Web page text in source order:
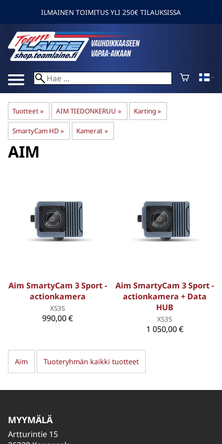
ILMAINEN TOIMITUS YLI 250€ TILAUKSISSA
Tuotteet‪» AIM TIEDONKERUU ‪» Karting ‪»
SmartyCam HD ‪» Kamerat ‪»
AIM
Aim SmartyCam 3 Sport -
actionkamera
XS3S
990,00 €
Aim SmartyCam 3 Sport -
actionkamera + Data
HUB
XS3S
1 050,00 €
Aim Tuoteryhmän kaikki tuotteet
MYYMÄLÄ
Artturintie 15